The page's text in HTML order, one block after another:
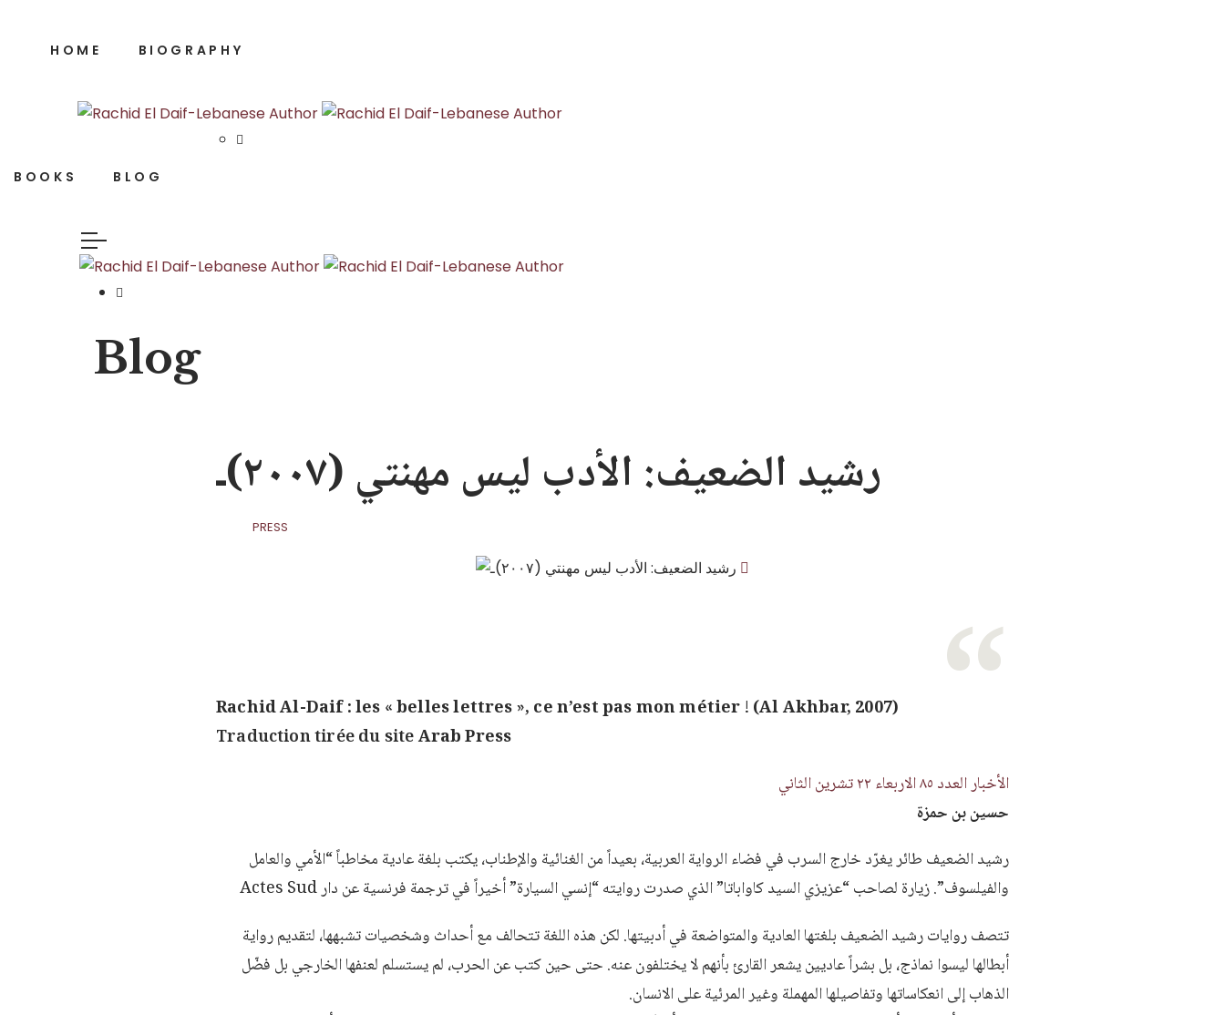
HOME BIOGRAPHY
BOOKS BLOG
Blog
رشيد الضعيف: الأدب ليس مهنتي (٢٠٠٧)ـ
PRESS
Rachid Al-Daif : les « belles lettres », ce n’est pas mon métier ! (Al Akhbar, 2007)
Traduction tirée du siteArab Press
الأخبار العدد ٨٥ الاربعاء ٢٢ تشرين الثاني
حسين بن حمزة
رشيد الضعيف طائر يغرّد خارج السرب في فضاء الرواية العربية، بعيداً من الغنائية والإطناب، يكتب بلغة عادية مخاطباً “الأمي والعامل
والفيلسوف”. زيارة لصاحب “عزيزي السيد كاواباتا” الذي صدرت روايته “إنسي السيارة” أخيراً في ترجمة فرنسية عن دار Actes Sud
تتصف روايات رشيد الضعيف بلغتها العادية والمتواضعة في أدبيتها. لكن هذه اللغة تتحالف مع أحداث وشخصيات تشبهها، لتقديم رواية
أبطالها ليسوا نماذج، بل بشراً عاديين يشعر القارئ بأنهم لا يختلفون عنه. حتى حين كتب عن الحرب، لم يستسلم لعنفها الخارجي بل فضّل
الذهاب إلى انعكاساتها وتفاصيلها المهملة وغير المرئية على الانسان.